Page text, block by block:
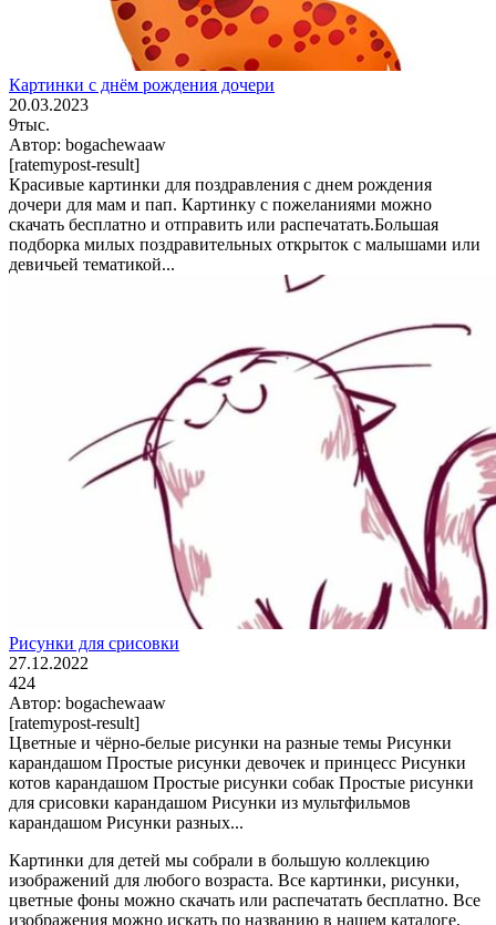
Картинки с днём рождения дочери
20.03.2023
9тыс.
Автор: bogachewaaw
[ratemypost-result]
Красивые картинки для поздравления с днем рождения
дочери для мам и пап. Картинку с пожеланиями можно
скачать бесплатно и отправить или распечатать.Большая
подборка милых поздравительных открыток с малышами или
девичьей тематикой...
Рисунки для срисовки
27.12.2022
424
Автор: bogachewaaw
[ratemypost-result]
Цветные и чёрно-белые рисунки на разные темы Рисунки
карандашом Простые рисунки девочек и принцесс Рисунки
котов карандашом Простые рисунки собак Простые рисунки
для срисовки карандашом Рисунки из мультфильмов
карандашом Рисунки разных...
Картинки для детей мы собрали в большую коллекцию
изображений для любого возраста. Все картинки, рисунки,
цветные фоны можно скачать или распечатать бесплатно. Все
изображения можно искать по названию в нашем каталоге,